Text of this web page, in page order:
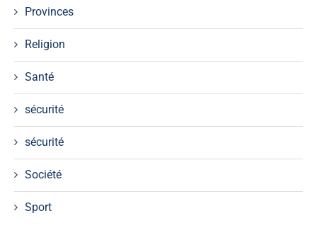
Provinces
Religion
Santé
sécurité
sécurité
Société
Sport